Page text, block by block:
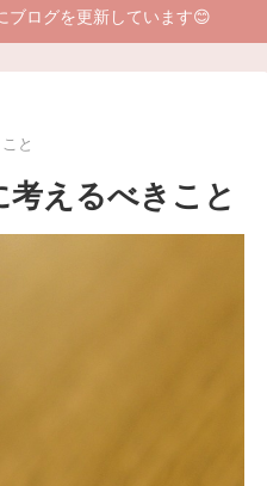
ブログを更新しています😊
と
えるべきこと